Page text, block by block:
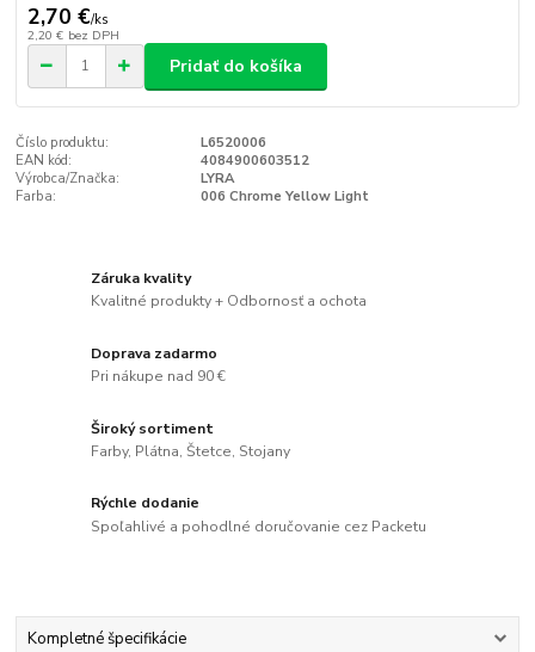
2,70 €/ks
2,20 € bez DPH
Pridať do košíka
Číslo produktu:
L6520006
EAN kód:
4084900603512
Výrobca/Značka:
LYRA
Farba:
006 Chrome Yellow Light
Záruka kvality
Kvalitné produkty + Odbornosť a ochota
Doprava zadarmo
Pri nákupe nad 90 €
Široký sortiment
Farby, Plátna, Štetce, Stojany
Rýchle dodanie
Spoľahlivé a pohodlné doručovanie cez Packetu
Kompletné špecifikácie